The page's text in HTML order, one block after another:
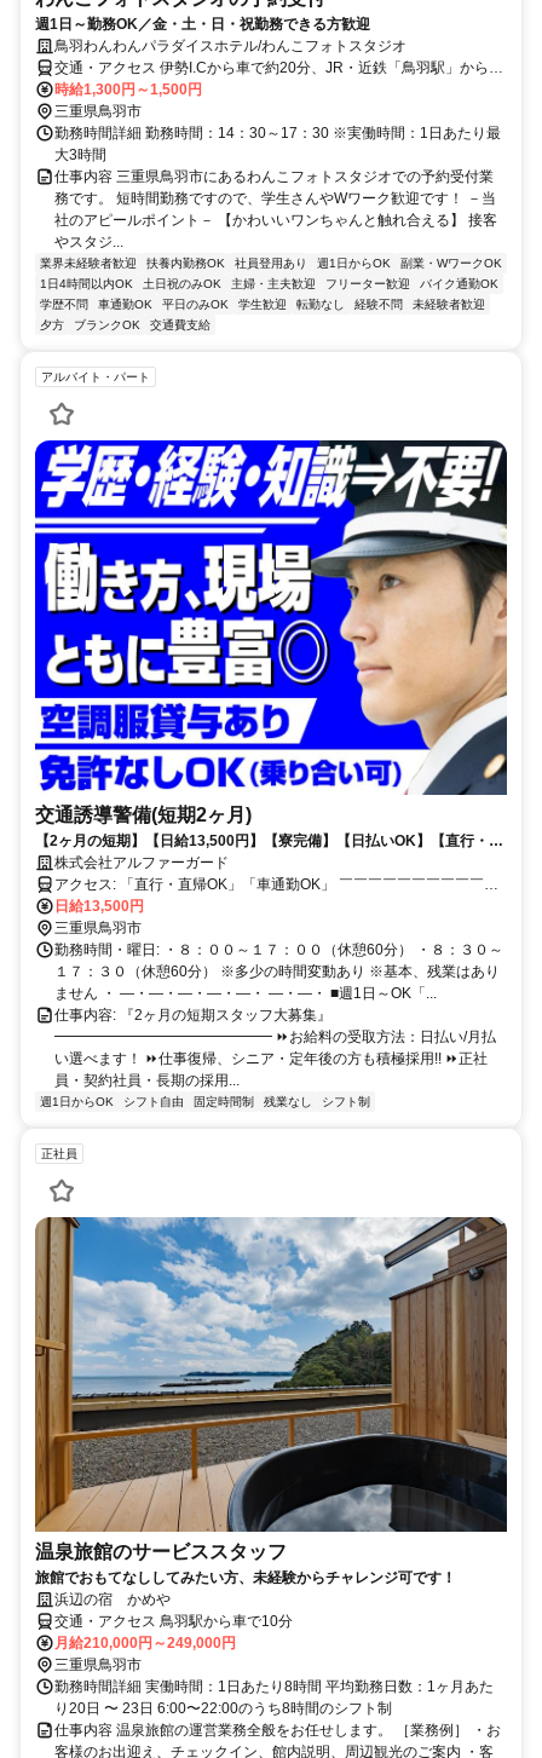
週1日～勤務OK／金・土・日・祝勤務できる方歓迎
鳥羽わんわんパラダイスホテル/わんこフォトスタジオ
交通・アクセス 伊勢I.Cから車で約20分、JR・近鉄「鳥羽駅」から徒
歩10分
時給1,300円～1,500円
三重県鳥羽市
勤務時間詳細 勤務時間：14：30～17：30 ※実働時間：1日あたり最
大3時間
仕事内容 三重県鳥羽市にあるわんこフォトスタジオでの予約受付業
務です。 短時間勤務ですので、学生さんやWワーク歓迎です！ －当
社のアピールポイント－ 【かわいいワンちゃんと触れ合える】 接客
やスタジ...
業界未経験者歓迎 扶養内勤務OK 社員登用あり 週1日からOK
副業・WワークOK
1日4時間以内OK
土日祝のみOK 主婦・主夫歓迎 フリーター歓迎
バイク通勤OK
学歴不問
車通勤OK 平日のみOK 学生歓迎 転勤なし 経験不問
未経験者歓迎
夕方
ブランクOK 交通費支給
アルバイト・パート
交通誘導警備(短期2ヶ月)
【2ヶ月の短期】【日給13,500円】【寮完備】【日払いOK】【直行・直
帰OK】【免許をお持ちでない方もOK】
株式会社アルファーガード
アクセス: 「直行・直帰OK」「車通勤OK」 ￣￣￣￣￣￣￣￣￣￣￣
￣￣￣￣￣
日給13,500円
三重県鳥羽市
勤務時間・曜日: ・８：００～１７：００（休憩60分） ・８：３０～
１７：３０（休憩60分） ※多少の時間変動あり ※基本、残業はあり
ません ・ ―・―・―・―・―・ ―・―・ ■週1日～OK「...
仕事内容: 『2ヶ月の短期スタッフ大募集』
━━━━━━━━━━━━━━━ ⏩お給料の受取方法：日払い/月払
い選べます！ ⏩仕事復帰、シニア・定年後の方も積極採用!! ⏩正社
員・契約社員・長期の採用...
週1日からOK シフト自由 固定時間制 残業なし シフト制
正社員
温泉旅館のサービススタッフ
旅館でおもてなししてみたい方、未経験からチャレンジ可です！
浜辺の宿 かめや
交通・アクセス 鳥羽駅から車で10分
月給210,000円～249,000円
三重県鳥羽市
勤務時間詳細 実働時間：1日あたり8時間 平均勤務日数：1ヶ月あた
り20日 〜 23日 6:00〜22:00のうち8時間のシフト制
仕事内容 温泉旅館の運営業務全般をお任せします。 ［業務例］ ・お
客様のお出迎え、チェックイン、館内説明、周辺観光のご案内 ・客